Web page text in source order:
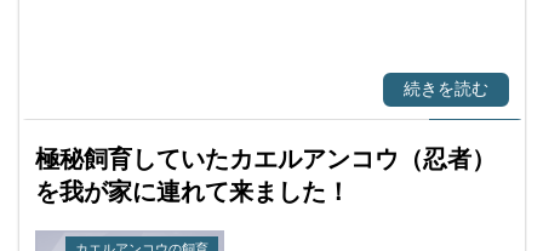
続きを読む
極秘飼育していたカエルアンコウ（忍者）
を我が家に連れて来ました！